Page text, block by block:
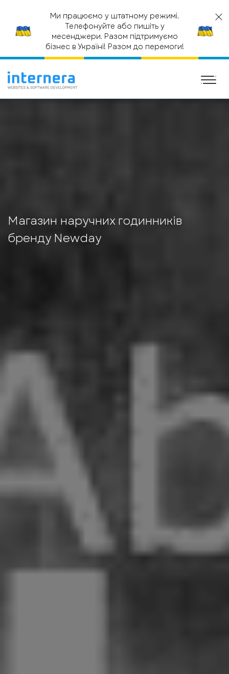
Ми працюємо у штатному режимі.
Телефонуйте або пишіть у
месенджери. Разом підтримуємо
бізнес в Україні! Разом до перемоги!
ГОЛОВНА ІНТЕРНЕТ МАГАЗИН
МАГАЗИН НАРУЧНИХ
ГОДИННИКІВ БРЕНДУ NEWDAY
Магазин наручних годинників
бренду Newday